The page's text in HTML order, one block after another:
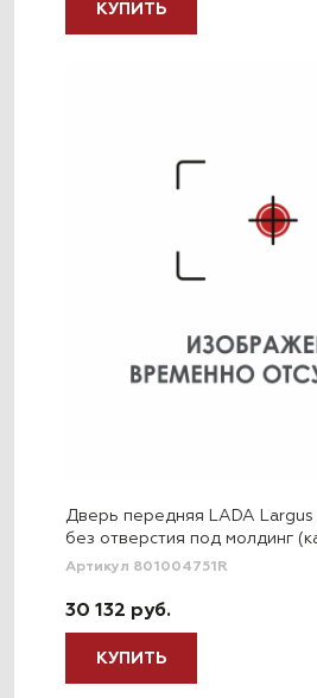
КУПИТЬ
Дверь передняя LADA
без отверстия под молдинг
Артикул 801004751R
30 132 руб.
КУПИТЬ